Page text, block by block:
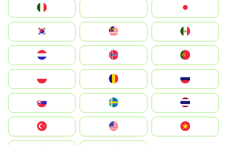
South Korea
United States